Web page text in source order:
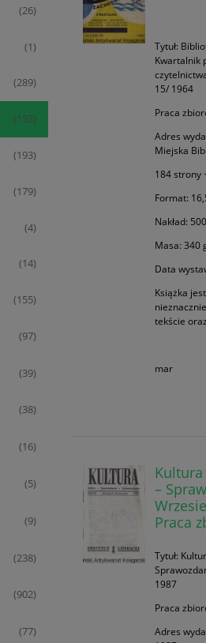
(26)
(1)
(289)
(152)
(193)
(179)
(4)
(14)
(155)
(97)
(39)
(38)
(16)
(5)
(9)
(238)
(902)
(77)
Tytuł:
Kwartalnik
15/ 1964
Praca
Adres
Miejska
184 strony
Format:
Nakład:
Masa: 340
Data
Książka
tekście
mar
Kultura
–
Praca
Tytuł:
1987
Praca
Adres